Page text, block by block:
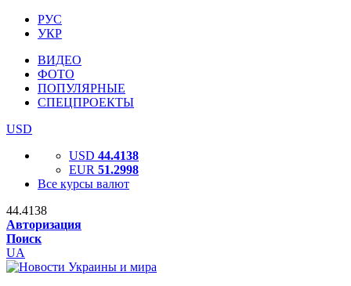
РУС
УКР
ВИДЕО
ФОТО
ПОПУЛЯРНЫЕ
СПЕЦПРОЕКТЫ
USD
USD 44.4138
EUR 51.2998
Все курсы валют
44.4138
Авторизация
Поиск
UA